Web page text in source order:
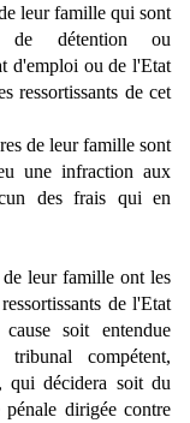
leur famille qui sont
de détention ou
d'emploi ou de l'Etat
ressortissants de cet
de leur famille sont
une infraction aux
des frais qui en
leur famille ont les
de l'Etat
soit entendue
compétent,
qui décidera soit du
dirigée contre